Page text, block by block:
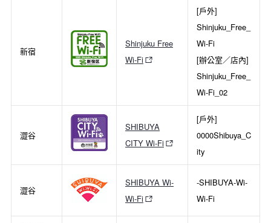
新宿
Shinjuku Free
Wi-Fi
[戶外]
Shinjuku_Free_
Wi-Fi
[辦公室／店內]
Shinjuku_Free_
Wi-Fi_02
澀谷
SHIBUYA
CITY Wi-Fi
[戶外]
0000Shibuya_C
ity
澀谷
SHIBUYA Wi-
Wi-Fi
-SHIBUYA-Wi-
Wi-Fi